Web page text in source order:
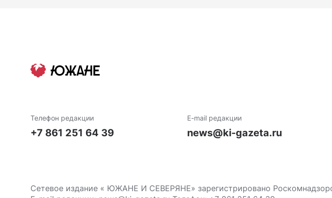
Телефон редакции
+7 861 251 64 39
E-mail редакции
news@ki-gazeta.ru
Сетевое издание « ЮЖАНЕ И СЕВЕРЯНЕ» зарегистрировано